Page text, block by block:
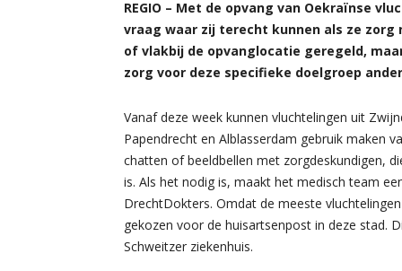
REGIO – Met de opvang van Oekraïnse
vraag waar zij terecht kunnen als ze
of vlakbij de opvanglocatie geregeld,
zorg voor deze specifieke doelgroep
Vanaf deze week kunnen vluchtelingen uit
Papendrecht en Alblasserdam gebruik maken
chatten of beeldbellen met zorgdeskundigen,
is. Als het nodig is, maakt het medisch team
DrechtDokters. Omdat de meeste
gekozen voor de huisartsenpost in deze stad.
Schweitzer ziekenhuis.